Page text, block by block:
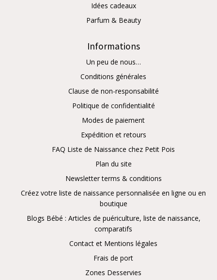
Idées cadeaux
Parfum & Beauty
Informations
Un peu de nous…
Conditions générales
Clause de non-responsabilité
Politique de confidentialité
Modes de paiement
Expédition et retours
FAQ Liste de Naissance chez Petit Pois
Plan du site
Newsletter terms & conditions
Créez votre liste de naissance personnalisée en ligne ou en
boutique
Blogs Bébé : Articles de puériculture, liste de naissance,
comparatifs
Contact et Mentions légales
Frais de port
Zones Desservies